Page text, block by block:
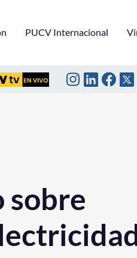
PUCV Internacional
sobre